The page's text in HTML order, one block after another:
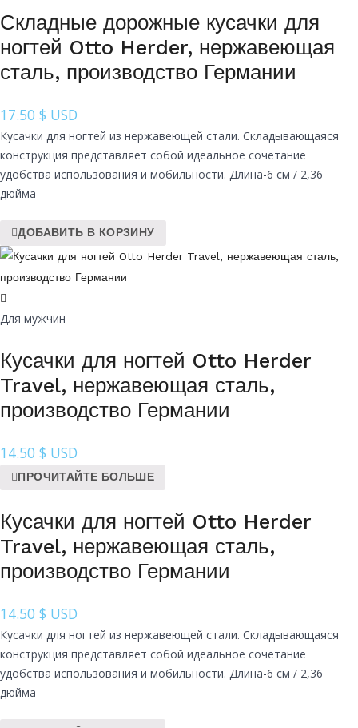
Складные дорожные кусачки для
ногтей Otto Herder, нержавеющая
сталь, производство Германии
17.50 $ USD
Кусачки для ногтей из нержавеющей стали. Складывающаяся
конструкция представляет собой идеальное сочетание
удобства использования и мобильности. Длина-6 см / 2,36
дюйма
ДОБАВИТЬ В КОРЗИНУ
Для мужчин
Кусачки для ногтей Otto Herder
Travel, нержавеющая сталь,
производство Германии
14.50 $ USD
ПРОЧИТАЙТЕ БОЛЬШЕ
Кусачки для ногтей Otto Herder
Travel, нержавеющая сталь,
производство Германии
14.50 $ USD
Кусачки для ногтей из нержавеющей стали. Складывающаяся
конструкция представляет собой идеальное сочетание
удобства использования и мобильности. Длина-6 см / 2,36
дюйма